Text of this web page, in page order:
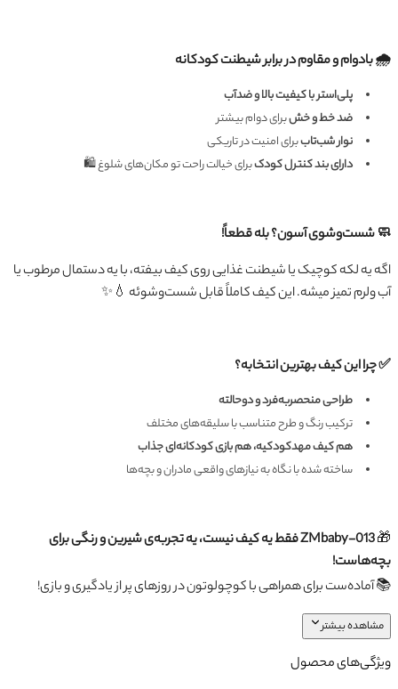
🌧 بادوام و مقاوم در برابر شیطنت کودکانه
پلی‌استر با کیفیت بالا و ضدآب
ضد خط و خشبرای دوام بیشتر
نوار شب‌تاببرای امنیت در تاریکی
دارای بند کنترل کودکبرای خیالت راحت تو مکان‌های شلوغ 🛍
🧼 شست‌وشوی آسون؟ بله قطعاً!
اگه یه لکه کوچیک یا شیطنت غذایی روی کیف بیفته، با یه دستمال مرطوب یا
آب ولرم تمیز میشه. این کیف کاملاً قابل شست‌وشوئه 💧✨
✅ چرا این کیف بهترین انتخابه؟
طراحی منحصربه‌فرد و دوحالته
ترکیب رنگ و طرح متناسب با سلیقه‌های مختلف
هم کیف مهدکودکیه، هم بازی کودکانه‌ای جذاب
ساخته شده با نگاه به نیازهای واقعی مادران و بچه‌ها
🎁
ZMbaby-013 فقط یه کیف نیست، یه تجربه‌ی شیرین و رنگی برای
بچه‌هاست!
📚 آماده‌ست برای همراهی با کوچولوتون در روزهای پر از یادگیری و بازی!
مشاهده بیشتر
ویژگی‌های محصول